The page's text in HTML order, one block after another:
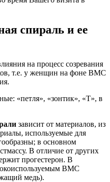
спираль и ее
на процесс созревания
т.е. у женщин на фоне ВМС
«петля», «зонтик», «Т», в
зависит от материалов, из
используемые для
в основном
В отличие от других
прогестерон. В
ВМС
медь).